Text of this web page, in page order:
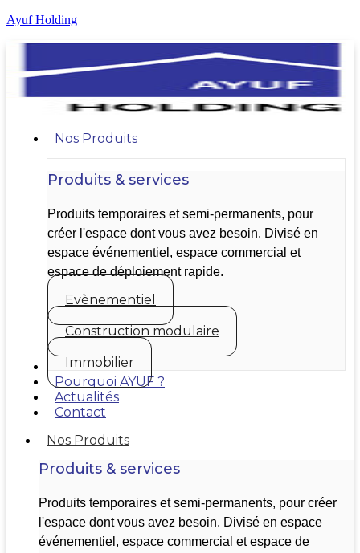
Ayuf Holding
Nos Produits
Produits & services
Produits temporaires et semi-permanents, pour
créer l'espace dont vous avez besoin. Divisé en
espace événementiel, espace commercial et
espace de déploiement rapide.
Evènementiel
Construction modulaire
Immobilier
Nos réalisations
Pourquoi AYUF ?
Actualités
Contact
Nos Produits
Produits & services
Produits temporaires et semi-permanents, pour créer
l'espace dont vous avez besoin. Divisé en espace
événementiel, espace commercial et espace de